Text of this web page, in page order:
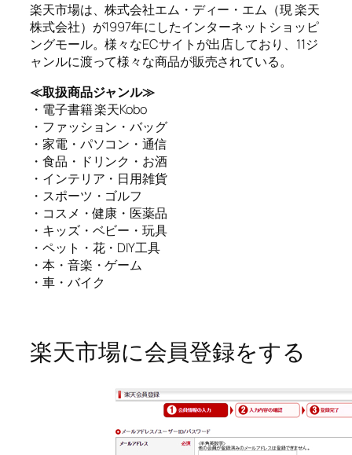
楽天市場は、株式会社エム・ディー・エム（現 楽天
株式会社）が1997年にしたインターネットショッピ
ングモール。様々なECサイトが出店しており、11ジ
ャンルに渡って様々な商品が販売されている。
≪取扱商品ジャンル≫
・電子書籍 楽天Kobo
・ファッション・バッグ
・家電・パソコン・通信
・食品・ドリンク・お酒
・インテリア・日用雑貨
・スポーツ・ゴルフ
・コスメ・健康・医薬品
・キッズ・ベビー・玩具
・ペット・花・DIY工具
・本・音楽・ゲーム
・車・バイク
楽天市場に会員登録をする